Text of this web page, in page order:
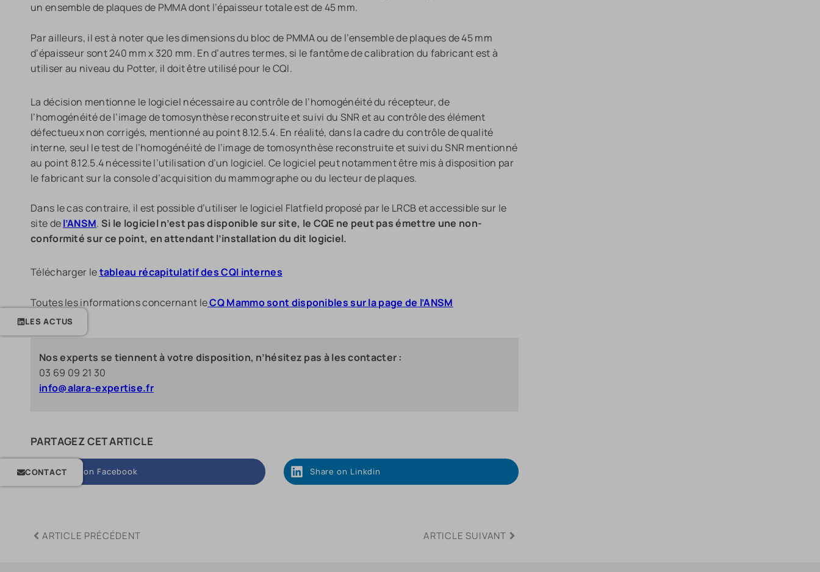
LES ACTUS
CONTACT
un ensemble de plaques de PMMA dont l’épaisseur totale est de 45 mm.
Par ailleurs, il est à noter que les dimensions du bloc de PMMA ou de l’ensemble de plaques de 45 mm
d’épaisseur sont 240 mm x 320 mm. En d’autres termes, si le fantôme de calibration du fabricant est à
utiliser au niveau du Potter, il doit être utilisé pour le CQI.
La décision mentionne le logiciel nécessaire au contrôle de l’homogénéité du récepteur, de
l’homogénéité de l’image de tomosynthèse reconstruite et suivi du SNR et au contrôle des élément
défectueux non corrigés, mentionné au point 8.12.5.4. En réalité, dans la cadre du contrôle de qualité
interne, seul le test de l’homogénéité de l’image de tomosynthèse reconstruite et suivi du SNR mentionné
au point 8.12.5.4 nécessite l’utilisation d’un logiciel. Ce logiciel peut notamment être mis à disposition par
le fabricant sur la console d’acquisition du mammographe ou du lecteur de plaques.
Dans le cas contraire, il est possible d’utiliser le logiciel Flatfield proposé par le LRCB et accessible sur le
site del’ANSM. Si le logiciel n’est pas disponible sur site, le CQE ne peut pas émettre une non-
conformité sur ce point, en attendant l’installation du dit logiciel.
Télécharger letableau récapitulatif des CQI internes
Toutes les informations concernant leCQ Mammo sont disponibles sur la page de l’ANSM
Nos experts se tiennent à votre disposition, n’hésitez pas à les contacter :
03 69 09 21 30
info@alara-expertise.fr
PARTAGEZ CET ARTICLE
Share on Facebook Share on Linkdin
ARTICLE PRÉCÉDENT ARTICLE SUIVANT